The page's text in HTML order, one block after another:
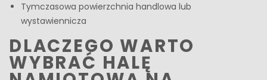
Tymczasowa powierzchnia handlowa lub
wystawiennicza
DLACZEGO WARTO
WYBRAĆ HALĘ